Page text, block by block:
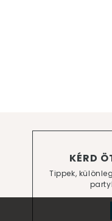
KÉRD
Tippek,